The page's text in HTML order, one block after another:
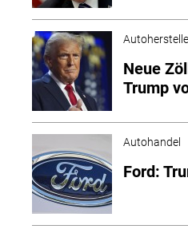
Neue
Trump
Autohandel
Ford: